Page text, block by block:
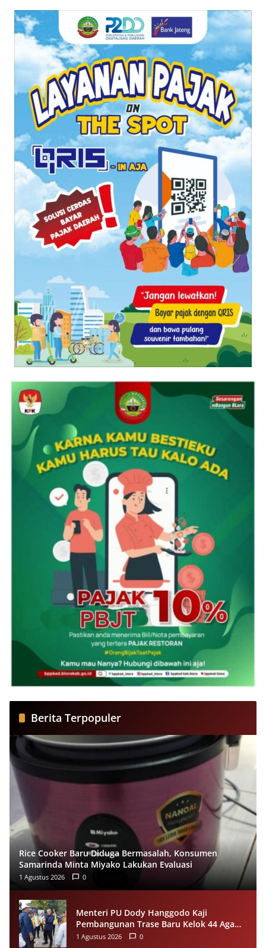
Berita Terpopuler
Rice Cooker Baru Diduga Bermasalah, Konsumen
Samarinda Minta Miyako Lakukan Evaluasi
1 Agustus 2026 0
Menteri PU Dody Hanggodo Kaji
Pembangunan Trase Baru Kelok 44 Agam
Usai Longsor, Utamakan Keselamatan
1 Agustus 2026 0